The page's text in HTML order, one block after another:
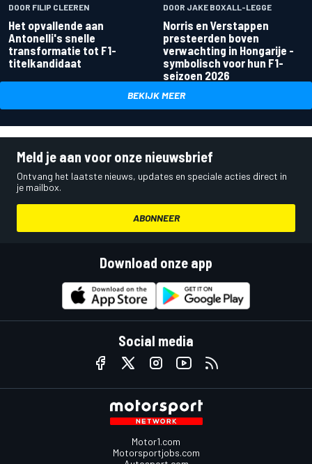
DOOR FILIP CLEEREN
Het opvallende aan
Antonelli's snelle
transformatie tot F1-
titelkandidaat
DOOR JAKE BOXALL-LEGGE
Norris en Verstappen
presteerden boven
verwachting in Hongarije -
symbolisch voor hun F1-
seizoen 2026
BEKIJK MEER
Meld je aan voor onze nieuwsbrief
Ontvang het laatste nieuws, updates en speciale acties direct in
je mailbox.
ABONNEER
Download onze app
Social media
Motor1.com
Motorsportjobs.com